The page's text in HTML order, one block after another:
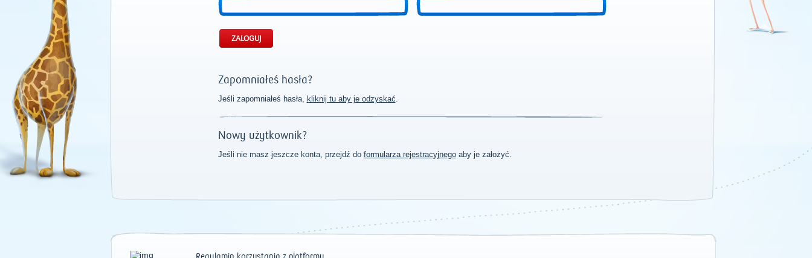
Zapomniałeś hasła?
Jeśli zapomniałeś hasła, kliknij tu aby je odzyskać.
Nowy użytkownik?
Jeśli nie masz jeszcze konta, przejdź do formularza rejestracyjnegoaby je założyć.